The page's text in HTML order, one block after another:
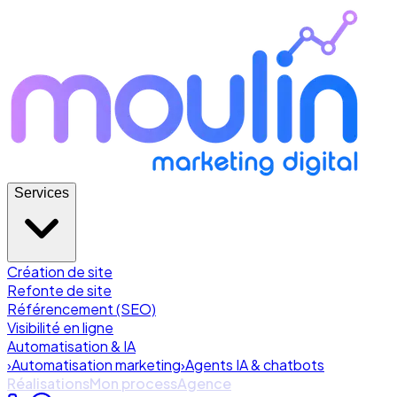
Services
Création de site
Refonte de site
Référencement (SEO)
Visibilité en ligne
Automatisation & IA
›Automatisation marketing›Agents IA & chatbots
RéalisationsMon processAgence